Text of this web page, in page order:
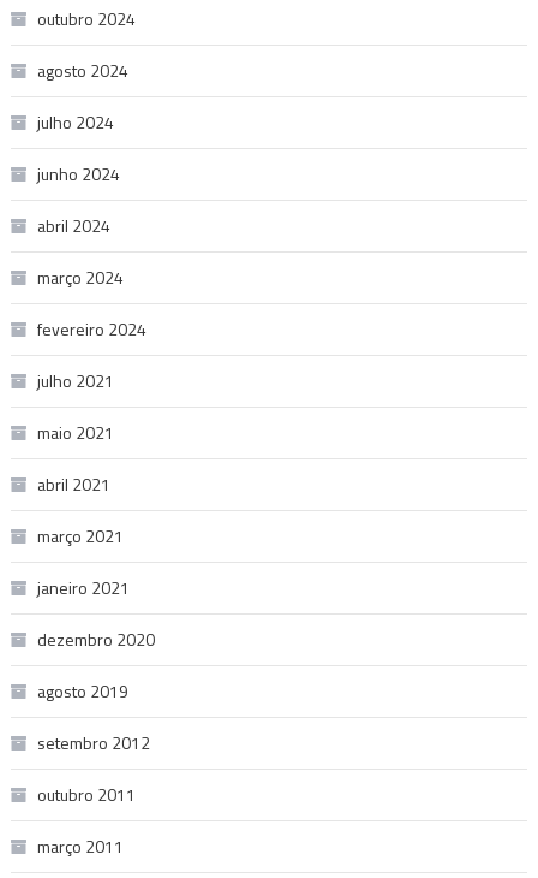
outubro 2024
agosto 2024
julho 2024
junho 2024
abril 2024
março 2024
fevereiro 2024
julho 2021
maio 2021
abril 2021
março 2021
janeiro 2021
dezembro 2020
agosto 2019
setembro 2012
outubro 2011
março 2011